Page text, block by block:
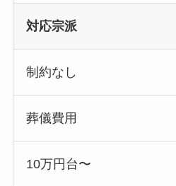
対応宗派
制約なし
葬儀費用
10万円台〜